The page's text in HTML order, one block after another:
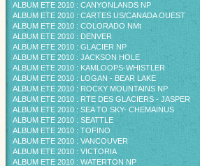
ALBUM ETE 2010 : CANYONLANDS NP
ALBUM ETE 2010 : CARTES US/CANADA OUEST
ALBUM ETE 2010 : COLORADO NMt
ALBUM ETE 2010 : DENVER
ALBUM ETE 2010 : GLACIER NP
ALBUM ETE 2010 : JACKSON HOLE
ALBUM ETE 2010 : KAMLOOPS-WHISTLER
ALBUM ETE 2010 : LOGAN - BEAR LAKE
ALBUM ETE 2010 : ROCKY MOUNTAINS NP
ALBUM ETE 2010 : RTE DES GLACIERS - JASPER
ALBUM ETE 2010 : SEA TO SKY- CHEMAINUS
ALBUM ETE 2010 : SEATTLE
ALBUM ETE 2010 : TOFINO
ALBUM ETE 2010 : VANCOUVER
ALBUM ETE 2010 : VICTORIA
ALBUM ETE 2010 : WATERTON NP